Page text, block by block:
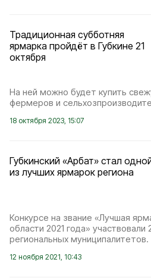
Традиционная субботняя
ярмарка пройдёт в Губкине 21
октября
На ней можно будет купить
фермеров и
18 октября 2023, 15:07
Губкинский «Арбат» стал
из лучших ярмарок региона
Конкурсе на звание «Лучшая
области 2021 года»
региональных муниципалитетов.
12 ноября 2021, 10:43